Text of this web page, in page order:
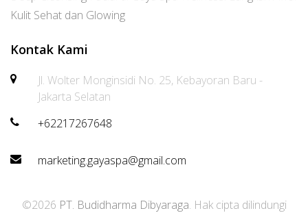
Kulit Sehat dan Glowing
Kontak Kami
Jl. Wolter Monginsidi No. 25, Kebayoran Baru -
Jakarta Selatan
+62217267648
marketing.gayaspa@gmail.com
©2026 PT. Budidharma Dibyaraga. Hak cipta dilindungi